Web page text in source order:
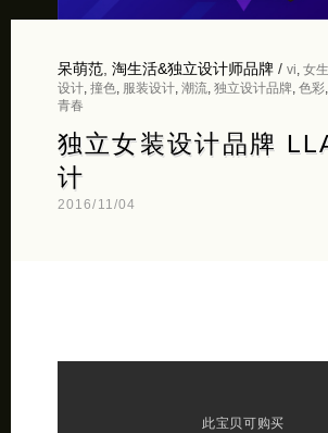
呆萌范, 淘生活&独立设计师品牌/ vi 女生
设计, 撞色, 服装设计, 潮流, 独立设计品牌, 色彩,
青春
独立女装设计品牌
计
2016/11/04
此宝贝可购买